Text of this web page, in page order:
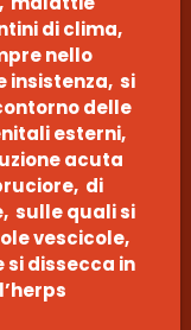
di clima,
nello
insistenza, si
delle
esterni,
acuta
di
sulle quali si
vescicole,
si dissecca in